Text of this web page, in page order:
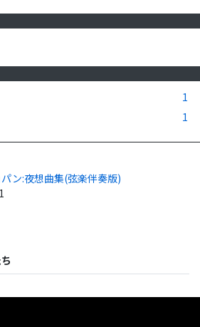
1
1
ン:夜想曲集(弦楽伴奏版)